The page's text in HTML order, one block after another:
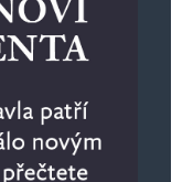
alkoholem